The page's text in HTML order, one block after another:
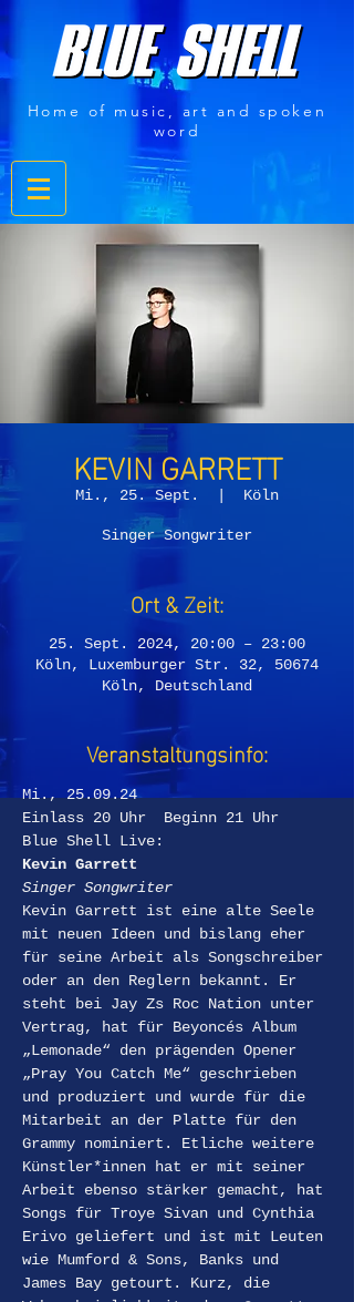
Home of music, art and spoken
word
KEVIN GARRETT
Mi., 25. Sept. Köln
Singer Songwriter
Ort & Zeit:
25. Sept. 2024, 20:00 – 23:00
Köln, Luxemburger Str. 32, 50674
Köln, Deutschland
Veranstaltungsinfo:
Mi., 25.09.24
Einlass 20 Uhr  Beginn 21 Uhr
Blue Shell Live:
Kevin Garrett
Singer Songwriter
Kevin Garrett ist eine alte Seele
mit neuen Ideen und bislang eher
für seine Arbeit als Songschreiber
oder an den Reglern bekannt. Er
steht bei Jay Zs Roc Nation unter
Vertrag, hat für Beyoncés Album
„Lemonade“ den prägenden Opener
„Pray You Catch Me“ geschrieben
und produziert und wurde für die
Mitarbeit an der Platte für den
Grammy nominiert. Etliche weitere
Künstler*innen hat er mit seiner
Arbeit ebenso stärker gemacht, hat
Songs für Troye Sivan und Cynthia
Erivo geliefert und ist mit Leuten
wie Mumford & Sons, Banks und
James Bay getourt. Kurz, die